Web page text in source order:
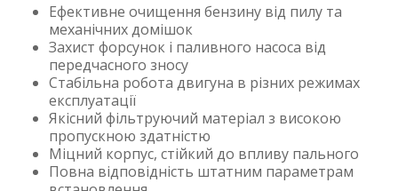
Ефективне очищення бензину від пилу та
механічних домішок
Захист форсунок і паливного насоса від
передчасного зносу
Стабільна робота двигуна в різних режимах
експлуатації
Якісний фільтруючий матеріал з високою
пропускною здатністю
Міцний корпус, стійкий до впливу пального
Повна відповідність штатним параметрам